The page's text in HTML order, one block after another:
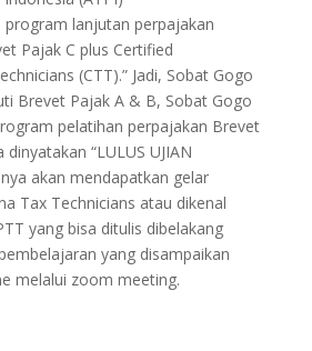
program lanjutan perpajakan
Pajak C plus Certified
(CTT).” Jadi, Sobat Gogo
Brevet Pajak A & B, Sobat Gogo
pelatihan perpajakan Brevet
dinyatakan “LULUS UJIAN
akan mendapatkan gelar
Tax Technicians atau dikenal
yang bisa ditulis dibelakang
yang disampaikan
melalui zoom meeting.